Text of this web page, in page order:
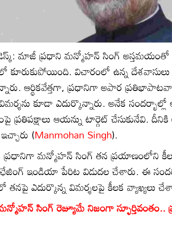
మాజీ ప్రధాని మన్మోహన్ సింగ్
కూరుకుపోయింది. విచారంలో ఉన్న దేశవాసులు
ఆర్థికవేత్తగా, ప్రధానిగా అపార
కూడా ఎదుర్కొన్నారు. అనేక
ప్రతిపక్షాలు ఆయన్ను టార్గెట్ చేసుకునేవి.
(Manmohan Singh).
ప్రధానిగా మన్మోహన్ సింగ్ తన ప్రయాణంలోని
ఛేజింగ్ ఇండియా పేరిట విడుదల చేశారు. ఈ
తనపై ఎదుర్కొన్న విమర్శలపై కీలక వ్యాఖ్యలు
సింగ్ రెజ్యూమే నిజంగా స్ఫూర్తివంతం..